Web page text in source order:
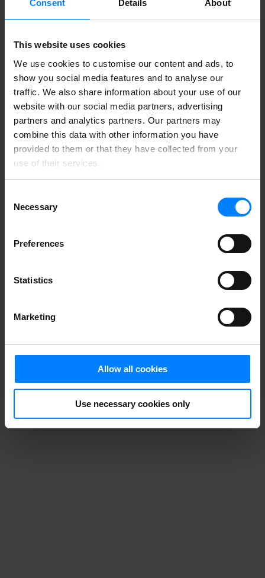
Consent Details About
This website uses cookies
We use cookies to customise our content and ads, to
show you social media features and to analyse our
traffic. We also share information about your use of our
website with our social media partners, advertising
partners and analytics partners. Our partners may
combine this data with other information you have
provided to them or that they have collected from your
use of their services.
Selection
Necessary
Preferences
Statistics
Marketing
Allow all cookies
Use necessary cookies only
for at starte dette næste kapitel i min karriere og være en
smarte løsninger, der styrker digital tillid og sikrer
Ranjith VoldariSr. Backend developer
“Gennemsigtighed, tillid og team. Jeg er virkelig glad
for at være en del af Safe Online-familien og dele disse
værdier med det dynamiske datasamfund, vi alle lever i.
Jeg er her sammen med fantastiske mennesker, der
arbejder hårdt for jer, de digitale borgere, og hvor vi
også styrker jeres indsats, de digitale aktører, der
bekymrer sig om data og privatliv.”
Razvan Daniel UrsachiHead of R&D